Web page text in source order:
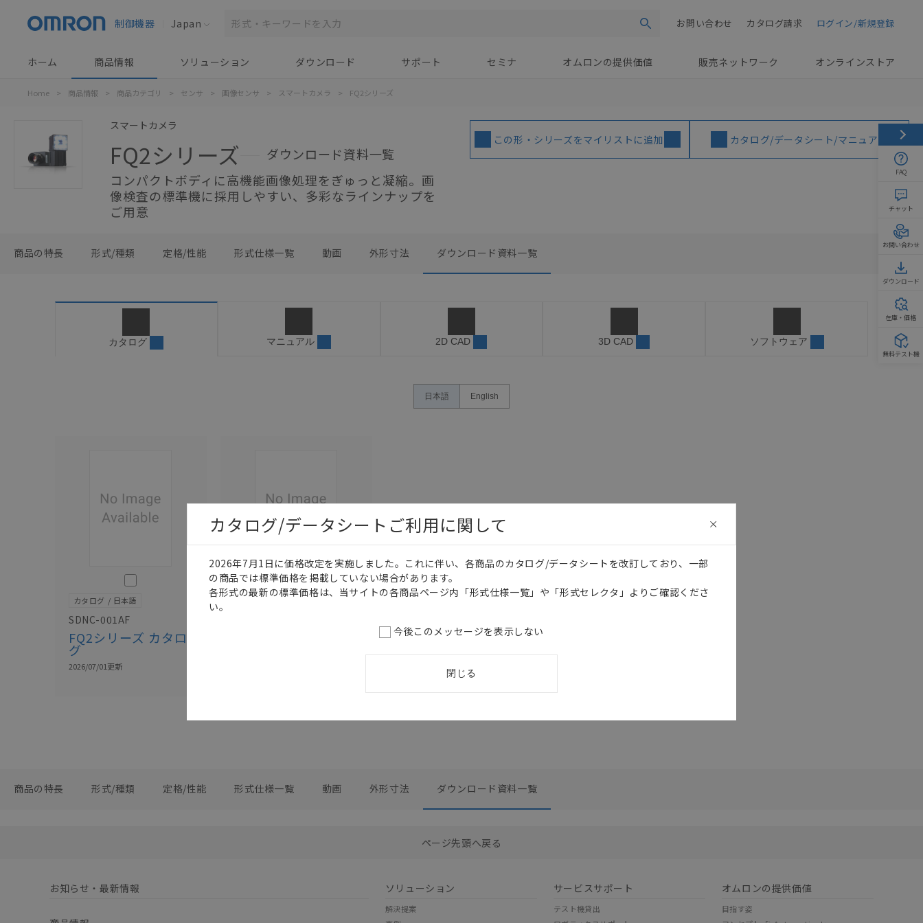
制御機器 Japan 検索 ログイン/新規登録
カタログ請求
お問い合わせ
ホーム 商品情報 ソリューション ダウンロード サポート セミナ オムロンの提供価値 販売ネットワーク オンラインストア
Home > 商品情報 > 商品カテゴリ > センサ > 画像センサ > スマートカメラ > FQ2シリーズ
スマートカメラ
FQ2シリーズ
ダウンロード資料一覧
コンパクトボディに高機能画像処理をぎゅっと凝縮。画
像検査の標準機に採用しやすい、多彩なラインナップを
ご用意
この形・シリーズをマイリストに追加 カタログ/データシート/マニュアル
商品の特長 形式/種類 定格/性能 形式仕様一覧 動画 外形寸法 ダウンロード資料一覧
カタログ マニュアル 2D CAD 3D CAD ソフトウェア
日本語 English
このカタログを選択
カタログ 日本語
SDNC-001AF
FQ2シリーズ カタロ
グ
2026/07/01更新
このカタログを選択
カタログ 日本語
0 選択したファイルを一括ダウンロード
商品の特長 形式/種類 定格/性能 形式仕様一覧 動画 外形寸法 ダウンロード資料一覧
ページ先頭へ戻る
お知らせ・最新情報 ソリューション
解決提案
サービスサポート
テスト機貸出
オムロンの提供価値
目指す姿
FAQ
チャット
お問い合わせ
ダウンロード
在庫・価格
無料テスト機
カタログ/データシートご利用に関して
2026年7月1日に価格改定を実施しました。これに伴い、各商品のカタログ/データシートを改訂しており、一部
の商品では標準価格を掲載していない場合があります。
各形式の最新の標準価格は、当サイトの各商品ページ内「形式仕様一覧」や「形式セレクタ」よりご確認くださ
い。
今後このメッセージを表示しない
閉じる